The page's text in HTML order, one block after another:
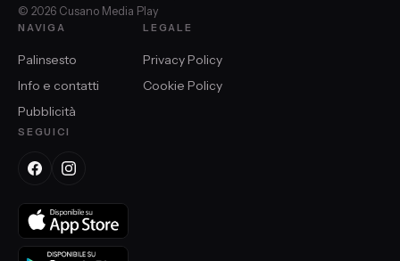
© 2026 Cusano Media Play
NAVIGA
Palinsesto
Info e contatti
Pubblicità
LEGALE
Privacy Policy
Cookie Policy
SEGUICI